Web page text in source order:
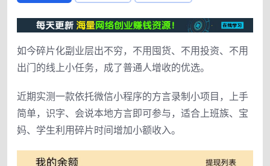
如今碎片化副业层出不穷，不用囤货、不用投资、不用
出门的线上小任务，成了普通人增收的优选。
近期实测一款依托微信小程序的方言录制小项目，上手
简单，识字、会说本地方言即可参与，适合上班族、宝
妈、学生利用碎片时间增加小额收入。